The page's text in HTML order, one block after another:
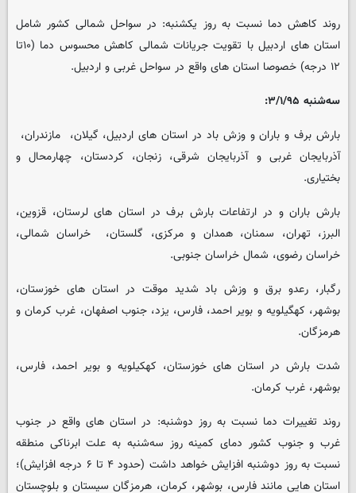
روند کاهش دما نسبت به روز یکشنبه: در سواحل شمالی کشور شامل
استان های اردبیل با تقویت جریانات شمالی کاهش محسوس دما (۱۰تا
۱۲ درجه) خصوصا استان های واقع در سواحل غربی و اردبیل.
سه‌شنبه ۳/۱/۹۵:
بارش برف و باران و وزش باد در استان های اردبیل، گیلان، ‌ مازندران، ‌
آذربایجان غربی و آذربایجان شرقی، زنجان، کردستان، چهارمحال و
بختیاری.
بارش باران و در ارتفاعات بارش برف در استان های لرستان، قزوین،
البرز، تهران، سمنان، همدان و مرکزی، گلستان، ‌ خراسان شمالی،
خراسان رضوی، شمال خراسان جنوبی.
رگبار، رعدو برق و وزش باد شدید موقت در استان های خوزستان،
بوشهر، کهگیلویه و بویر احمد، فارس، یزد، جنوب اصفهان، غرب کرمان و
هرمزگان.
شدت بارش در استان های خوزستان، کهکیلویه و بویر احمد، فارس،
بوشهر، غرب کرمان.
روند تغییرات دما نسبت به روز دوشنبه: در استان های واقع در جنوب
غرب و جنوب کشور دمای کمینه روز سه‌شنبه به علت ابرناکی منطقه
نسبت به روز دوشنبه افزایش خواهد داشت (حدود ۴ تا ۶ درجه افزایش)؛
استان هایی مانند فارس، بوشهر، کرمان، هرمزگان سیستان و بلوچستان